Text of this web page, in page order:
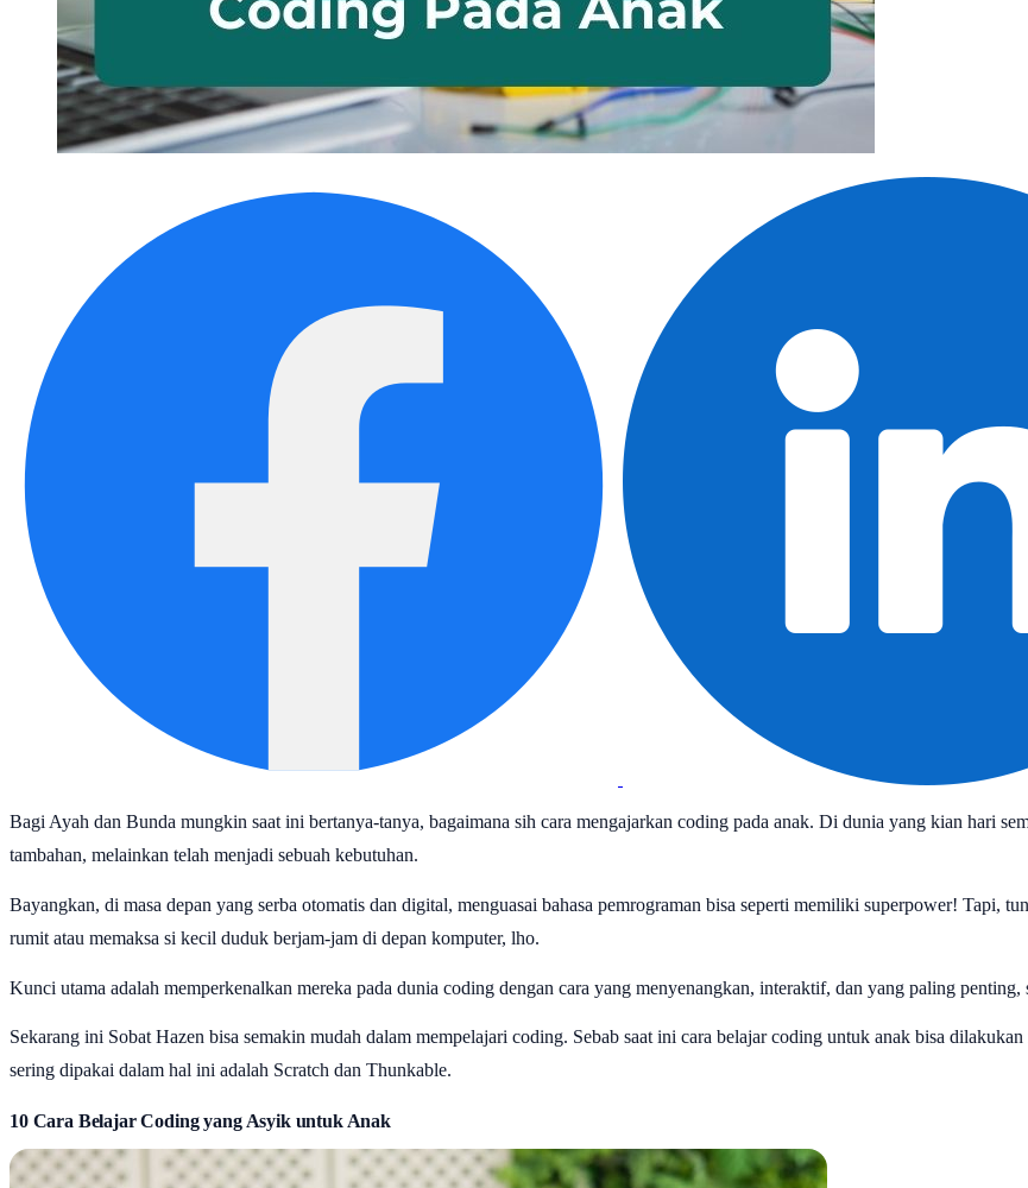
Bagi Ayah dan Bunda mungkin saat ini bertanya-tanya, bagaimana sih cara mengajarkan coding pada anak. Di dunia yang kian hari
tambahan, melainkan telah menjadi sebuah kebutuhan.
Bayangkan, di masa depan yang serba otomatis dan digital, menguasai bahasa pemrograman bisa seperti memiliki superpower! Tapi,
rumit atau memaksa si kecil duduk berjam-jam di depan komputer, lho.
Kunci utama adalah memperkenalkan mereka pada dunia coding dengan cara yang menyenangkan, interaktif, dan yang paling
Sekarang ini Sobat Hazen bisa semakin mudah dalam mempelajari coding. Sebab saat ini cara belajar coding untuk anak bisa
sering dipakai dalam hal ini adalah Scratch dan Thunkable.
10 Cara Belajar Coding yang Asyik untuk Anak